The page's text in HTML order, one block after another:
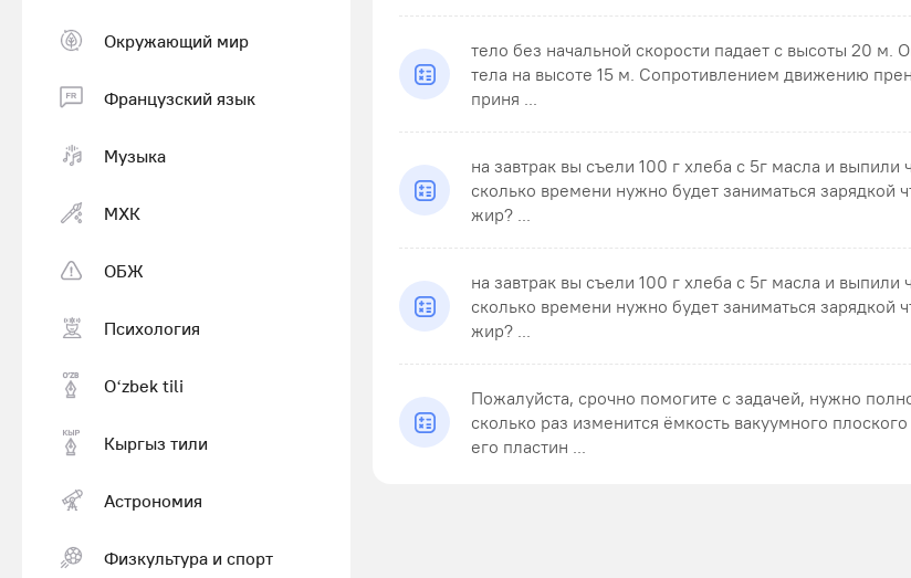
Окружающий мир
Французский язык
Музыка
МХК
ОБЖ
Психология
Оʻzbek tili
Кыргыз тили
Астрономия
Физкультура и спорт
тело без начальной скорости падает с высоты 20 м.
тела на высоте 15 м. Сопротивлением движению
приня ...
на завтрак вы съели 100 г хлеба с 5г масла и выпили
сколько времени нужно будет заниматься зарядкой
жир? ...
на завтрак вы съели 100 г хлеба с 5г масла и выпили
сколько времени нужно будет заниматься зарядкой
жир? ...
Пожалуйста, срочно помогите с задачей, нужно
сколько раз изменится ёмкость вакуумного
его пластин ...